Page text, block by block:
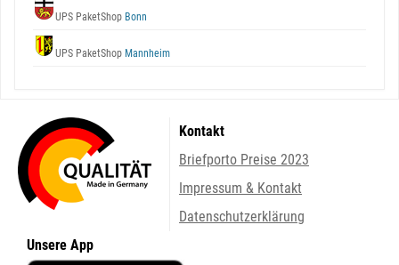
UPS PaketShop Bonn
UPS PaketShop Mannheim
Kontakt
Briefporto Preise 2023
Impressum & Kontakt
Datenschutzerklärung
Unsere App